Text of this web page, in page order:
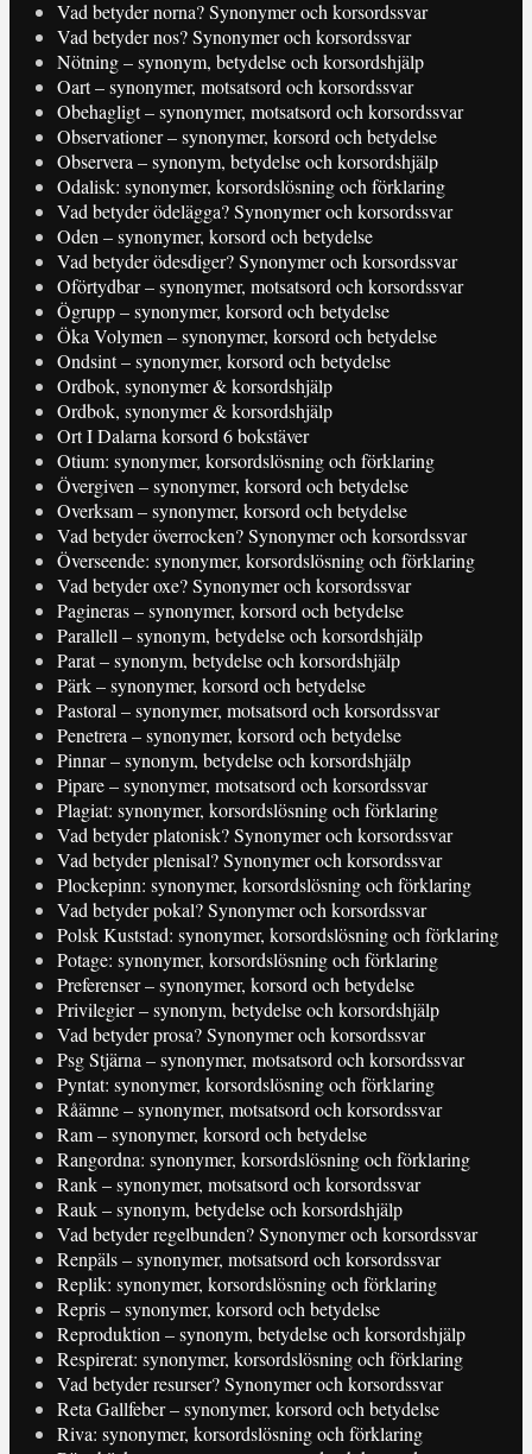
Vad betyder norna? Synonymer och korsordssvar
Vad betyder nos? Synonymer och korsordssvar
Nötning – synonym, betydelse och korsordshjälp
Oart – synonymer, motsatsord och korsordssvar
Obehagligt – synonymer, motsatsord och korsordssvar
Observationer – synonymer, korsord och betydelse
Observera – synonym, betydelse och korsordshjälp
Odalisk: synonymer, korsordslösning och förklaring
Vad betyder ödelägga? Synonymer och korsordssvar
Oden – synonymer, korsord och betydelse
Vad betyder ödesdiger? Synonymer och korsordssvar
Oförtydbar – synonymer, motsatsord och korsordssvar
Ögrupp – synonymer, korsord och betydelse
Öka Volymen – synonymer, korsord och betydelse
Ondsint – synonymer, korsord och betydelse
Ordbok, synonymer & korsordshjälp
Ordbok, synonymer & korsordshjälp
Ort I Dalarna korsord 6 bokstäver
Otium: synonymer, korsordslösning och förklaring
Övergiven – synonymer, korsord och betydelse
Overksam – synonymer, korsord och betydelse
Vad betyder överrocken? Synonymer och korsordssvar
Överseende: synonymer, korsordslösning och förklaring
Vad betyder oxe? Synonymer och korsordssvar
Pagineras – synonymer, korsord och betydelse
Parallell – synonym, betydelse och korsordshjälp
Parat – synonym, betydelse och korsordshjälp
Pärk – synonymer, korsord och betydelse
Pastoral – synonymer, motsatsord och korsordssvar
Penetrera – synonymer, korsord och betydelse
Pinnar – synonym, betydelse och korsordshjälp
Pipare – synonymer, motsatsord och korsordssvar
Plagiat: synonymer, korsordslösning och förklaring
Vad betyder platonisk? Synonymer och korsordssvar
Vad betyder plenisal? Synonymer och korsordssvar
Plockepinn: synonymer, korsordslösning och förklaring
Vad betyder pokal? Synonymer och korsordssvar
Polsk Kuststad: synonymer, korsordslösning och förklaring
Potage: synonymer, korsordslösning och förklaring
Preferenser – synonymer, korsord och betydelse
Privilegier – synonym, betydelse och korsordshjälp
Vad betyder prosa? Synonymer och korsordssvar
Psg Stjärna – synonymer, motsatsord och korsordssvar
Pyntat: synonymer, korsordslösning och förklaring
Råämne – synonymer, motsatsord och korsordssvar
Ram – synonymer, korsord och betydelse
Rangordna: synonymer, korsordslösning och förklaring
Rank – synonymer, motsatsord och korsordssvar
Rauk – synonym, betydelse och korsordshjälp
Vad betyder regelbunden? Synonymer och korsordssvar
Renpäls – synonymer, motsatsord och korsordssvar
Replik: synonymer, korsordslösning och förklaring
Repris – synonymer, korsord och betydelse
Reproduktion – synonym, betydelse och korsordshjälp
Respirerat: synonymer, korsordslösning och förklaring
Vad betyder resurser? Synonymer och korsordssvar
Reta Gallfeber – synonymer, korsord och betydelse
Riva: synonymer, korsordslösning och förklaring